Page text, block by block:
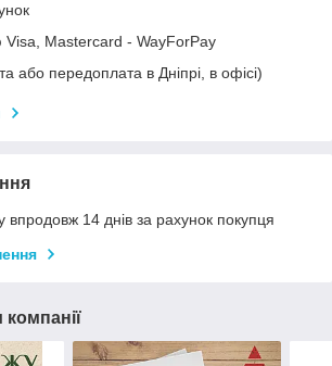
Visa, Mastercard - WayForPay
або передоплата в Дніпрі, в офісі)
впродовж 14 днів за рахунок покупця
компанії